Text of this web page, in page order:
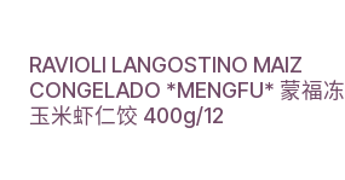
RAVIOLI LANGOSTINO MAIZ
CONGELADO *MENGFU* 蒙福冻
玉米虾仁饺 400g/12